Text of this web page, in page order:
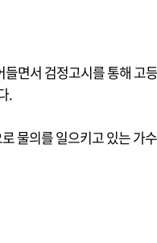
면서 검정고시를 통해 고
.
물의를 일으키고 있는 가